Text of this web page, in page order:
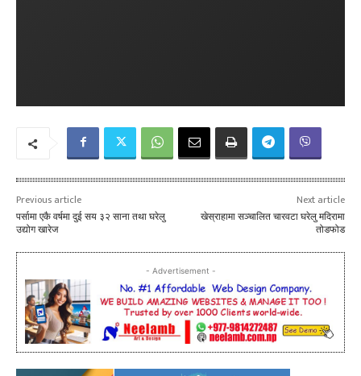
Previous article
पर्सामा एकै वर्षमा दुई सय ३२ साना तथा घरेलु
उद्योग खारेज
Next article
खेस्राहामा सञ्चालित चारवटा घरेलु मदिरामा
तोडफोड
- Advertisement -